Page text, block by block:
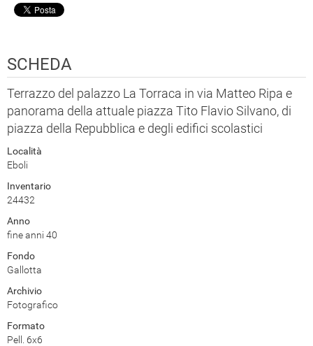
SCHEDA
Terrazzo del palazzo La Torraca in via Matteo Ripa e
panorama della attuale piazza Tito Flavio Silvano, di
piazza della Repubblica e degli edifici scolastici
Località
Eboli
Inventario
24432
Anno
fine anni 40
Fondo
Gallotta
Archivio
Fotografico
Formato
Pell. 6x6